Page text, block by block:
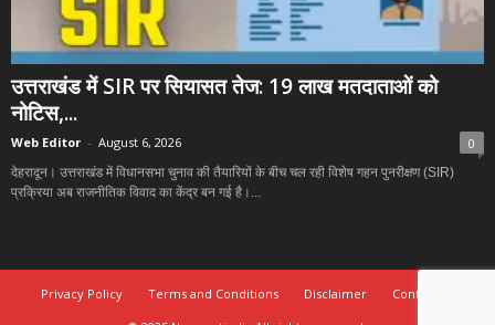
उत्तराखंड में SIR पर सियासत तेज: 19 लाख मतदाताओं को
नोटिस,...
Web Editor - August 6, 2026 0
देहरादून। उत्तराखंड में विधानसभा चुनाव की तैयारियों के बीच चल रही विशेष गहन पुनरीक्षण (SIR)
प्रक्रिया अब राजनीतिक विवाद का केंद्र बन गई है।...
Privacy Policy Terms and Conditions Disclaimer
Contact Us